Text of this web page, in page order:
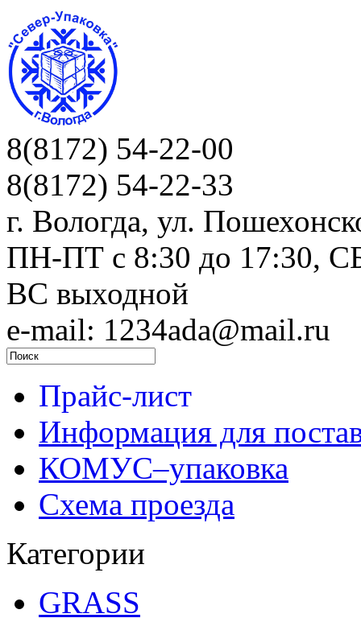
8(8172) 54-22-00
8(8172) 54-22-33
г. Вологда, ул.
ПН-ПТ c 8:30 до 17:30,
ВС выходной
e-mail: 1234ada@mail.ru
Прайс-лист
Информация для
КОМУС–упаковка
Схема проезда
Категории
GRASS